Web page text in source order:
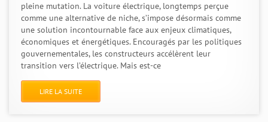
pleine mutation. La voiture électrique, longtemps perçue
comme une alternative de niche, s’impose désormais comme
une solution incontournable face aux enjeux climatiques,
économiques et énergétiques. Encouragés par les politiques
gouvernementales, les constructeurs accélèrent leur
transition vers l’électrique. Mais est-ce
LIRE LA SUITE